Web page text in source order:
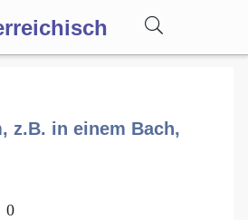
z.B. in einem Bach,
0